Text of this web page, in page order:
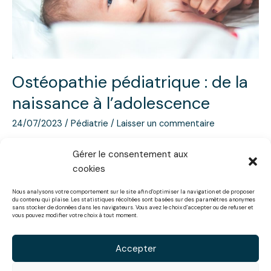
Gérer le consentement aux
cookies
Nous analysons votre comportement sur le site afin d'optimiser la navigation et de proposer
du contenu qui plaise. Les statistiques récoltées sont basées sur des paramètres anonymes
sans stocker de données dans les navigateurs. Vous avez le choix d'accepter ou de refuser et
vous pouvez modifier votre choix à tout moment.
Accepter
Ostéopathie pédiatrique : de la
naissance à l’adolescence
24/07/2023 / Pédiatrie / Laisser un commentaire
De la naissance à l’adolescence : quand et pourquoi
consulter un ostéopathe pour son enfant ? Quelles sont les
l’adolescence
Lire la suite »